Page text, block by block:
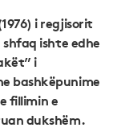
i regjisorit
ishte edhe
i
bashkëpunime
fillimin e
dukshëm.